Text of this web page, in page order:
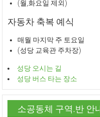
(월,화요일 제외)
자동차 축복 예식
매월 마지막 주 토요일
(성당 교육관 주차장)
성당 오시는 길
성당 버스 타는 장소
소공동체 구역.반 안